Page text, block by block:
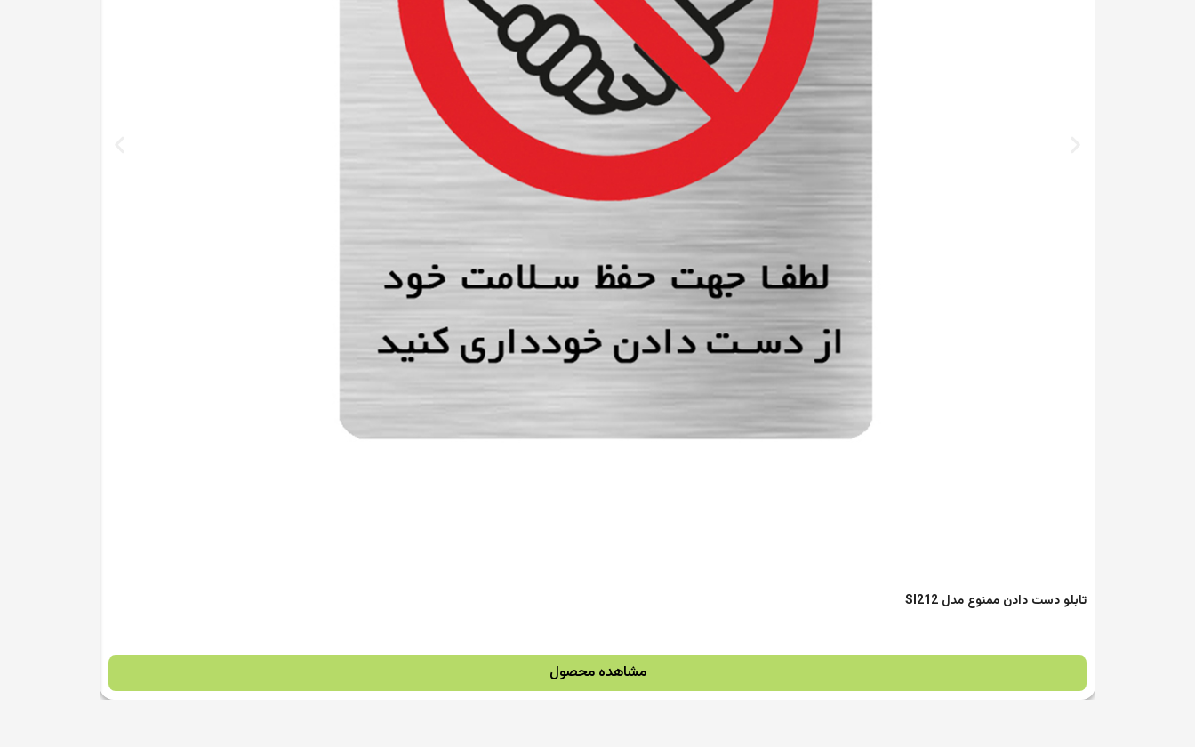
تابلو دست دادن ممنوع مدل SI212
مشاهده محصول